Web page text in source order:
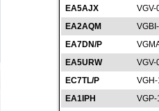
EA5AJX
VGV-
EA2AQM
EA7DN/P
EA5URW
VGV-
EC7TL/P
EA1IPH